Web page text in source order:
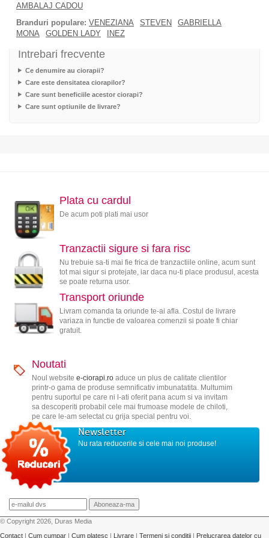
AMBALAJ CADOU
Branduri populare: VENEZIANA STEVEN
GABRIELLA
MONA
GOLDEN LADY INEZ
Intrebari frecvente
Ce denumire au ciorapii?
Care este densitatea ciorapilor?
Care sunt beneficiile acestor ciorapi?
Care sunt optiunile de livrare?
Plata cu cardul
De acum poti plati mai usor
Tranzactii sigure si fara risc
Nu trebuie sa-ti mai fie frica de tranzactiile online, acum sunt
tot mai sigur si protejate, iar daca nu-ti place produsul, acesta
se poate returna usor.
Transport oriunde
Livram comanda ta oriunde te-ai afla. Costul de livrare
variaza in functie de valoarea comenzii si poate fi chiar
gratuit.
Noutati
Noul website e-ciorapi.roaduce un plus de calitate clientilor
printr-o gama de produse semnificativ imbunatatita. Multumim
pentru suportul pe care ni l-ati oferit pana acum si va invitam
sa descoperiti probabil cele mai frumoase modele de chiloti,
pe care le-am selectat cu grija special pentru voi.
Newsletter
Nu rata reducerile si cele mai noi produse!
© Copyright 2026, Duras Media
Contact
Cum cumpar Cum platesc Livrare Termeni si conditii Prelucrarea datelor cu